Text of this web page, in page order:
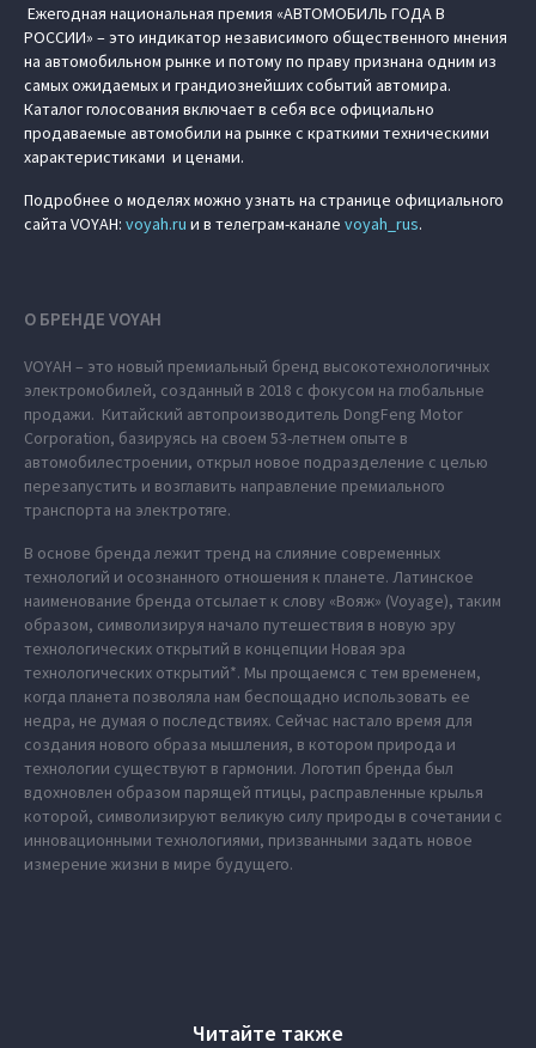
Ежегодная национальная премия «АВТОМОБИЛЬ ГОДА В
РОССИИ» – это индикатор независимого общественного мнения
на автомобильном рынке и потому по праву признана одним из
самых ожидаемых и грандиознейших событий автомира.
Каталог голосования включает в себя все официально
продаваемые автомобили на рынке с краткими техническими
характеристиками и ценами.
Подробнее о моделях можно узнать на странице официального
сайта VOYAH: voyah.ru и в телеграм-канале voyah_rus.
О БРЕНДЕ VOYAH
VOYAH – это новый премиальный бренд высокотехнологичных
электромобилей, созданный в 2018 с фокусом на глобальные
продажи. Китайский автопроизводитель DongFeng Motor
Corporation, базируясь на своем 53-летнем опыте в
автомобилестроении, открыл новое подразделение с целью
перезапустить и возглавить направление премиального
транспорта на электротяге.
В основе бренда лежит тренд на слияние современных
технологий и осознанного отношения к планете. Латинское
наименование бренда отсылает к слову «Вояж» (Voyage), таким
образом, символизируя начало путешествия в новую эру
технологических открытий в концепции Новая эра
технологических открытий*. Мы прощаемся с тем временем,
когда планета позволяла нам беспощадно использовать ее
недра, не думая о последствиях. Сейчас настало время для
создания нового образа мышления, в котором природа и
технологии существуют в гармонии. Логотип бренда был
вдохновлен образом парящей птицы, расправленные крылья
которой, символизируют великую силу природы в сочетании с
инновационными технологиями, призванными задать новое
измерение жизни в мире будущего.
Читайте также